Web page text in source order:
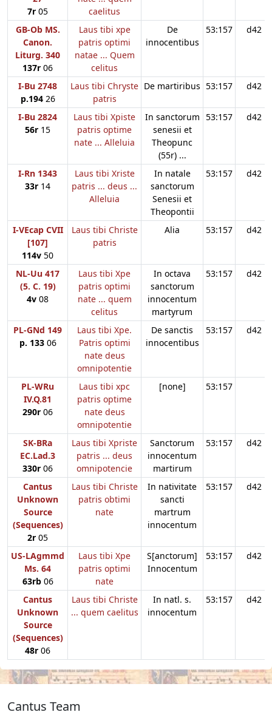
7r 05
caelitus
GB-Ob MS.
Canon.
Liturg. 340
137r 06
Laus tibi xpe
patris optimi
natae ... Quem
celitus
De
innocentibus
53:157 d42
I-Bu 2748
p.19426
Laus tibi Chryste
patris
De martiribus 53:157 d42
I-Bu 2824
56r 15
Laus tibi Xpiste
patris optime
nate ... Alleluia
In sanctorum
senesii et
Theopunc
(55r) ...
53:157 d42
I-Rn 1343
33r 14
Laus tibi Xriste
patris ... deus ...
Alleluia
In natale
sanctorum
Senesii et
Theopontii
53:157 d42
I-VEcap CVII
[107]
114v 50
Laus tibi Christe
patris
Alia 53:157 d42
NL-Uu 417
(5. C. 19)
4v 08
Laus tibi Xpe
patris optimi
nate ... quem
celitus
In octava
sanctorum
innocentum
martyrum
53:157 d42
PL-GNd 149
p. 13306
Laus tibi Xpe.
Patris optimi
nate deus
omnipotentie
De sanctis
innocentibus
53:157 d42
PL-WRu
IV.Q.81
290r 06
Laus tibi xpc
patris optime
nate deus
omnipotentie
[none] 53:157
SK-BRa
EC.Lad.3
330r 06
Laus tibi Xpriste
patris ... deus
omnipotencie
Sanctorum
innocentum
martirum
53:157 d42
Cantus
Unknown
Source
(Sequences)
2r 05
Laus tibi Christe
patris obtimi
nate
In nativitate
sancti
martrum
innocentum
53:157 d42
US-LAgmmd
Ms. 64
63rb06
Laus tibi Xpe
patris optimi
nate
S[anctorum]
Innocentum
53:157 d42
Cantus
Unknown
Source
(Sequences)
48r 06
Laus tibi Christe
... quem caelitus
In natl. s.
innocentum
53:157 d42
Cantus Team